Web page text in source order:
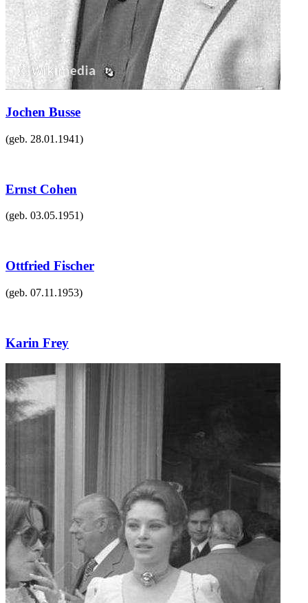
Jochen Busse
(geb. 28.01.1941)
Ernst Cohen
(geb. 03.05.1951)
Ottfried Fischer
(geb. 07.11.1953)
Karin Frey